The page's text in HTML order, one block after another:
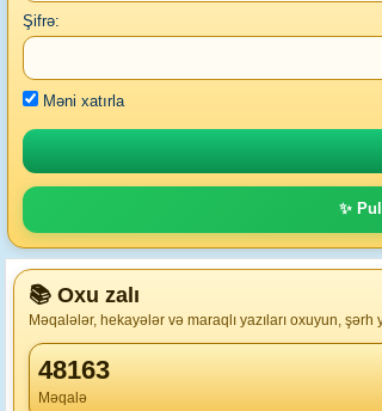
Şifrə:
Məni xatırla
✨
📚 Oxu zalı
Məqalələr, hekayələr və maraqlı yazıları oxuyun, şərh
48163
Məqalə